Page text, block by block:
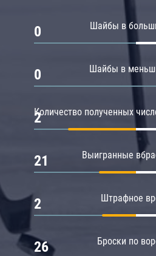
Шайбы в
0
Шайбы в
0
Количество полученных
2
Выигранные
21
Штрафное
2
Броски по
26